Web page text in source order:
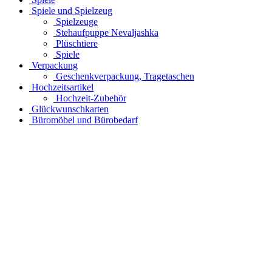
Spiele und Spielzeug
Spielzeuge
Stehaufpuppe Nevaljashka
Plüschtiere
Spiele
Verpackung
Geschenkverpackung, Tragetaschen
Hochzeitsartikel
Hochzeit-Zubehör
Glückwunschkarten
Büromöbel und Bürobedarf